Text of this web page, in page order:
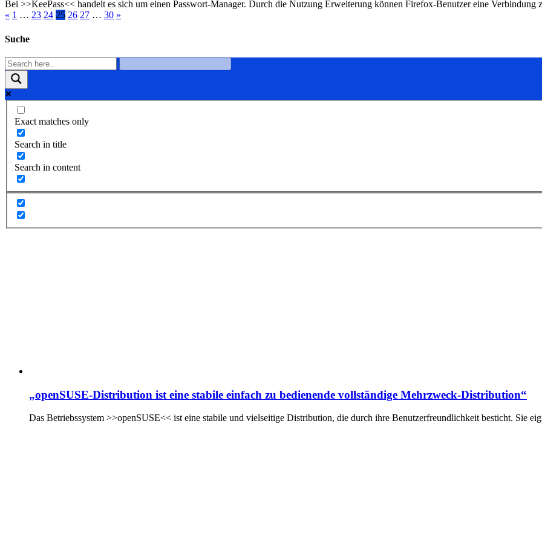
Bei >>KeePass<< handelt es sich um einen Passwort-Manager. Durch die Nutzung Erweiterung können Firefox-Benutzer eine Verbindung
« 1 … 23 24 25 26 27 … 30 »
Suche
Exact matches only
Search in title
Search in content
„openSUSE-Distribution ist eine stabile einfach zu bedienende vollständige Mehrzweck-Distribution“
Das Betriebssystem >>openSUSE<< ist eine stabile und vielseitige Distribution, die durch ihre Benutzerfreundlichkeit besticht. Sie